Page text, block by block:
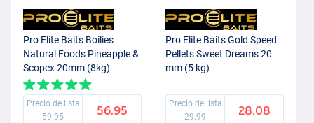
Pro Elite Baits Boilies
Natural Foods Pineapple &
Scopex 20mm (8kg)
Precio de lista
59.95
56.95
Pro Elite Baits Gold Speed
Pellets Sweet Dreams 20
mm (5 kg)
Precio de lista
29.99
28.08